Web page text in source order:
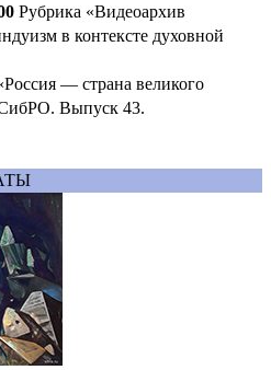
Рубрика «Видеоархив
в контексте духовной
— страна великого
Выпуск 43.